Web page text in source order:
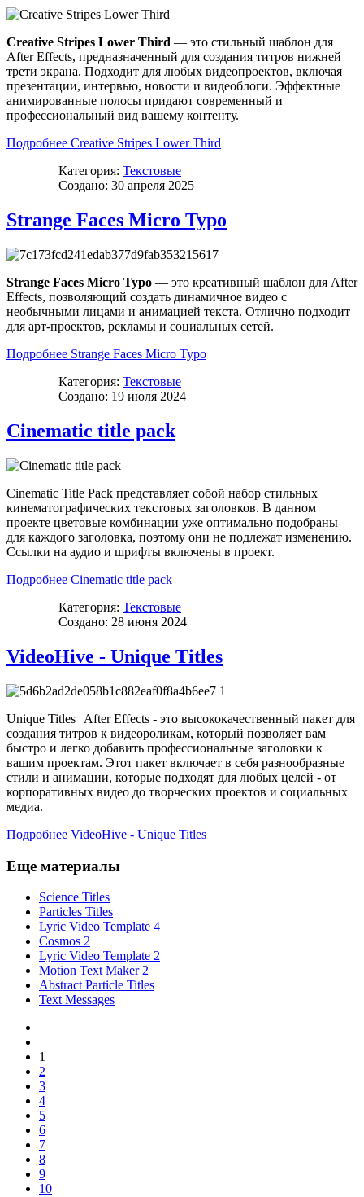
Creative Stripes Lower Third — это стильный шаблон для
After Effects, предназначенный для создания титров нижней
трети экрана. Подходит для любых видеопроектов, включая
презентации, интервью, новости и видеоблоги. Эффектные
анимированные полосы придают современный и
профессиональный вид вашему контенту.
Подробнее Creative Stripes Lower Third
Категория: Текстовые
Создано: 30 апреля 2025
Strange Faces Micro Typo
Strange Faces Micro Typo — это креативный шаблон для After
Effects, позволяющий создать динамичное видео с
необычными лицами и анимацией текста. Отлично подходит
для арт-проектов, рекламы и социальных сетей.
Подробнее Strange Faces Micro Typo
Категория: Текстовые
Создано: 19 июля 2024
Cinematic title pack
Cinematic Title Pack представляет собой набор стильных
кинематографических текстовых заголовков. В данном
проекте цветовые комбинации уже оптимально подобраны
для каждого заголовка, поэтому они не подлежат изменению.
Ссылки на аудио и шрифты включены в проект.
Подробнее Cinematic title pack
Категория: Текстовые
Создано: 28 июня 2024
VideoHive - Unique Titles
Unique Titles | After Effects - это высококачественный пакет для
создания титров к видеороликам, который позволяет вам
быстро и легко добавить профессиональные заголовки к
вашим проектам. Этот пакет включает в себя разнообразные
стили и анимации, которые подходят для любых целей - от
корпоративных видео до творческих проектов и социальных
медиа.
Подробнее VideoHive - Unique Titles
Еще материалы
Science Titles
Particles Titles
Lyric Video Template 4
Cosmos 2
Lyric Video Template 2
Motion Text Maker 2
Abstract Particle Titles
Text Messages
1
2
3
4
5
6
7
8
9
10